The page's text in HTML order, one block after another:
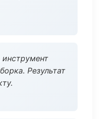
инструмент
Результат